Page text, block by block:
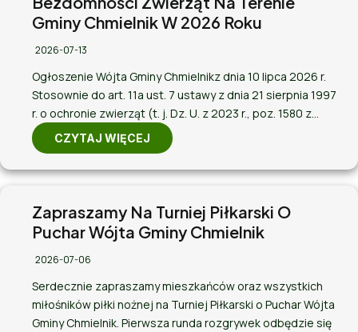
Gminy Chmielnik W 2026 Roku
2026-07-13
Ogłoszenie Wójta Gminy Chmielnikz dnia 10 lipca 2026 r.
Stosownie do art. 11a ust. 7 ustawy z dnia 21 sierpnia 1997
r. o ochronie zwierząt (t. j. Dz. U. z 2023 r., poz. 1580 z…
CZYTAJ WIĘCEJ
Zapraszamy Na Turniej Piłkarski O
Puchar Wójta Gminy Chmielnik
2026-07-06
Serdecznie zapraszamy mieszkańców oraz wszystkich
miłośników piłki nożnej na Turniej Piłkarski o Puchar Wójta
Gminy Chmielnik. Pierwsza runda rozgrywek odbędzie się